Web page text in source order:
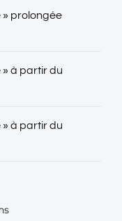
» prolongée
à partir du
à partir du